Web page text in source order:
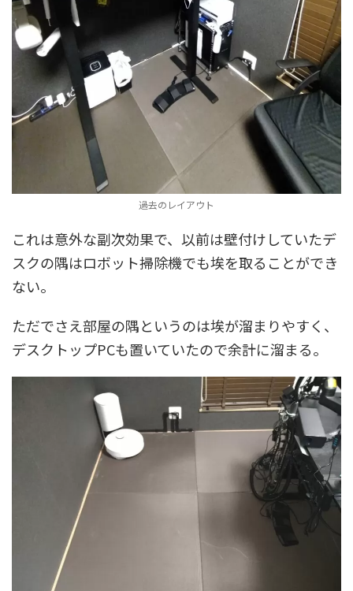
過去のレイアウト
これは意外な副次効果で、以前は壁付けしていたデ
スクの隅はロボット掃除機でも埃を取ることができ
ない。
ただでさえ部屋の隅というのは埃が溜まりやすく、
デスクトップPCも置いていたので余計に溜まる。